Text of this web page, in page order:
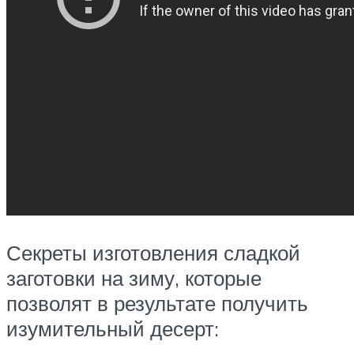
Секреты изготовления сладкой
заготовки на зиму, которые
позволят в результате получить
изумительный десерт: